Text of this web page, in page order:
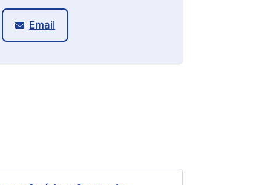
Email